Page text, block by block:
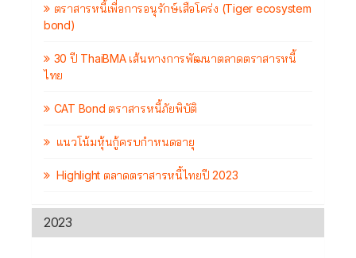
ตราสารหนี้เพื่อการอนุรักษ์เสือโคร่ง (Tiger ecosystem
bond)
30 ปี ThaiBMA เส้นทางการพัฒนาตลาดตราสารหนี้
ไทย
CAT Bond ตราสารหนี้ภัยพิบัติ
แนวโน้มหุ้นกู้ครบกำหนดอายุ
Highlight ตลาดตราสารหนี้ไทยปี 2023
2023